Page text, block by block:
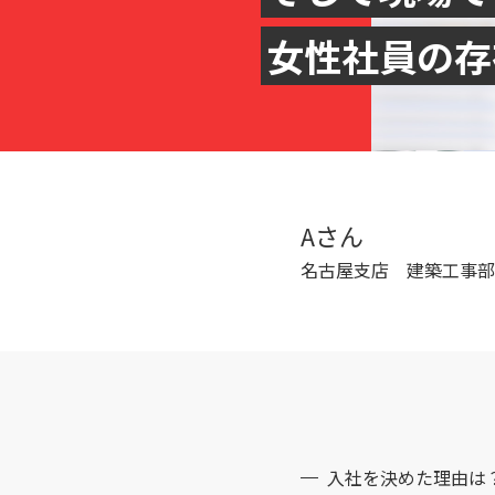
女性社員の
Aさん
名古屋支店 建築工事部
入社を決めた理由は